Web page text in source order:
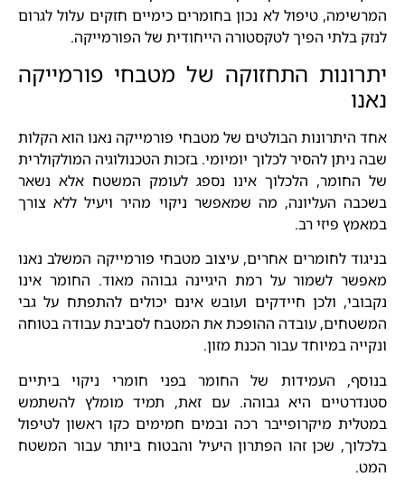
המרשימה, טיפול לא נכון בחומרים כימיים חזקים עלול לגרום
לנזק בלתי הפיך לטקסטורה הייחודית של הפורמייקה.
יתרונות התחזוקה של מטבחי פורמייקה
נאנו
אחד היתרונות הבולטים של מטבחי פורמייקה נאנו הוא הקלות
שבה ניתן להסיר לכלוך יומיומי. בזכות הטכנולוגיה המולקולרית
של החומר, הלכלוך אינו נספג לעומק המשטח אלא נשאר
בשכבה העליונה, מה שמאפשר ניקוי מהיר ויעיל ללא צורך
במאמץ פיזי רב.
בניגוד לחומרים אחרים, עיצוב מטבחי פורמייקה המשלב נאנו
מאפשר לשמור על רמת היגיינה גבוהה מאוד. החומר אינו
נקבובי, ולכן חיידקים ועובש אינם יכולים להתפתח על גבי
המשטחים, עובדה ההופכת את המטבח לסביבת עבודה בטוחה
ונקייה במיוחד עבור הכנת מזון.
בנוסף, העמידות של החומר בפני חומרי ניקוי ביתיים
סטנדרטיים היא גבוהה. עם זאת, תמיד מומלץ להשתמש
במטלית מיקרופייבר רכה ובמים חמימים כקו ראשון לטיפול
בלכלוך, שכן זהו הפתרון היעיל והבטוח ביותר עבור המשטח
המט.